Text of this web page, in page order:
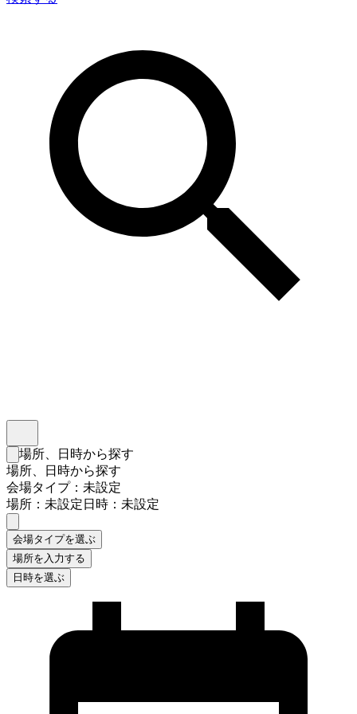
検索フォームを閉じる
場所、日時から探す
場所、日時から探す
会場タイプ：未設定
場所：未設定日時：未設定
会場タイプを選ぶ
場所を入力する
日時を選ぶ